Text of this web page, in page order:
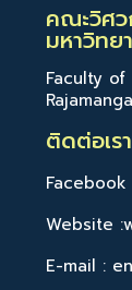
คณะวิศ
มหาวิทย
Faculty of
ติดต่อเรา
Facebook
Website
E-mail :